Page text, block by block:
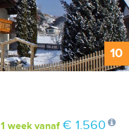
10
1 weekvanaf € 1.560